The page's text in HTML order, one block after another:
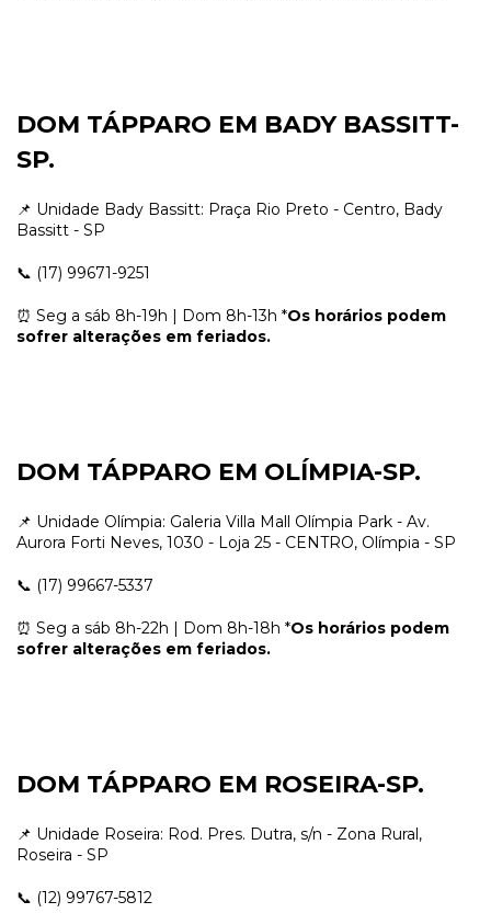
DOM TÁPPARO EM BADY BASSITT-
SP.
📌 Unidade Bady Bassitt: Praça Rio Preto - Centro, Bady
Bassitt - SP
📞 (17) 99671-9251
⏰ Seg a sáb 8h-19h | Dom 8h-13h *Os horários podem
sofrer alterações em feriados.
DOM TÁPPARO EM OLÍMPIA-SP.
📌 Unidade Olímpia: Galeria Villa Mall Olímpia Park - Av.
Aurora Forti Neves, 1030 - Loja 25 - CENTRO, Olímpia - SP
📞 (17) 99667-5337
⏰ Seg a sáb 8h-22h | Dom 8h-18h *Os horários podem
sofrer alterações em feriados.
DOM TÁPPARO EM ROSEIRA-SP.
📌 Unidade Roseira: Rod. Pres. Dutra, s/n - Zona Rural,
Roseira - SP
📞 (12) 99767-5812